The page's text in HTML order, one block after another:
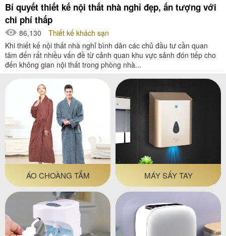
Bí quyết thiết kế nội thất nhà nghỉ đẹp, ấn tượng với
chi phí thấp
86,130
Thiết kế khách sạn
Khi thiết kế nội thất nhà nghỉ bình dân các chủ đầu tư cần quan
tâm đến rất nhiều vấn đề từ cảnh quan khu vực sảnh đón tiếp cho
đến không gian nội thất trong phòng nhà...
ÁO CHOÀNG TẮM MÁY SẤY TAY